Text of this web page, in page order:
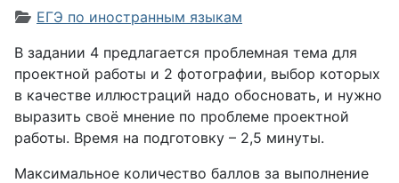
Информация о материале
ЕГЭ по иностранным языкам
В задании 4 предлагается проблемная тема для
проектной работы и 2 фотографии, выбор которых
в качестве иллюстраций надо обосновать, и нужно
выразить своё мнение по проблеме проектной
работы. Время на подготовку – 2,5 минуты.
Максимальное количество баллов за выполнение